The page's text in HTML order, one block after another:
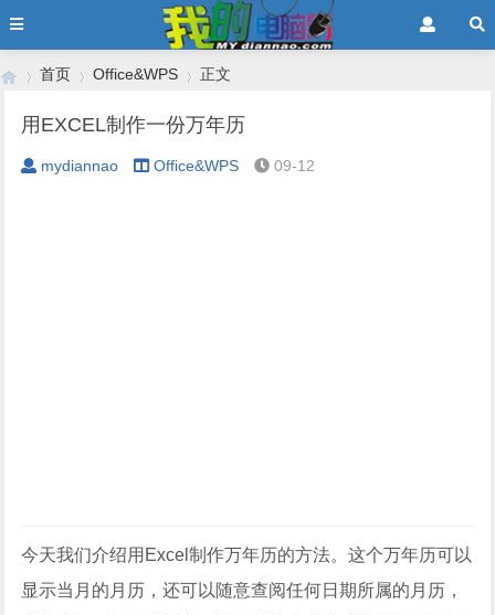
›
首页
›
Office&WPS
›
正文
用EXCEL制作一份万年历
mydiannao Office&WPS 09-12
今天我们介绍用Excel制作万年历的方法。这个万年历可以
显示当月的月历，还可以随意查阅任何日期所属的月历，